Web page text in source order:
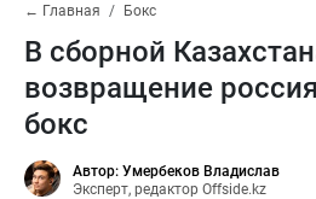
← Главная Бокс
В сборной
возвращение
бокс
Автор: Умербеков Владислав
Эксперт, редактор Offside.kz